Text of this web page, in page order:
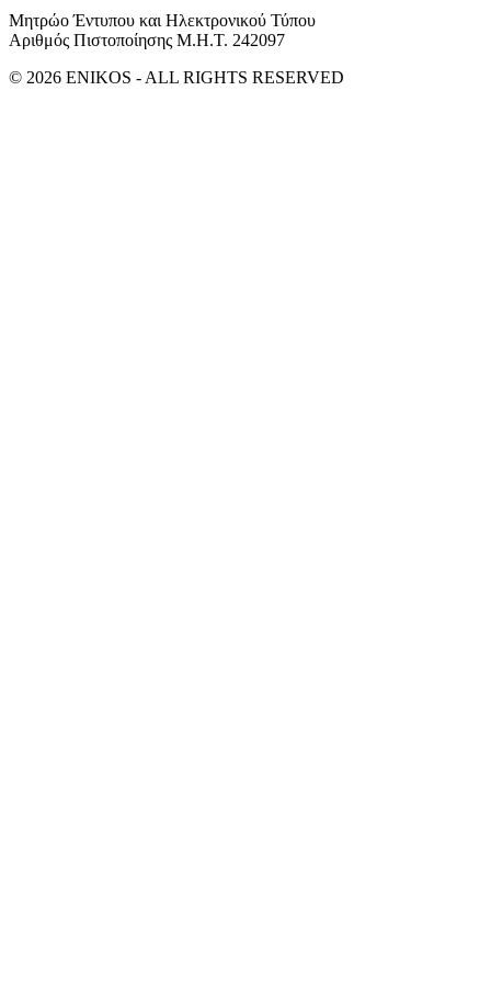
Μητρώο Έντυπου και Ηλεκτρονικού Τύπου
Αριθμός Πιστοποίησης Μ.Η.Τ. 242097
© 2026 ENIKOS - ALL RIGHTS RESERVED